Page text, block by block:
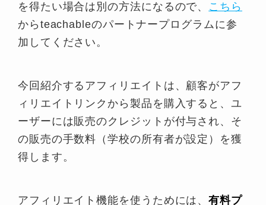
を得たい場合は別の方法になるので、 こちら
からteachableのパートナープログラムに参
加してください。
今回紹介するアフィリエイトは、顧客がアフ
ィリエイトリンクから製品を購入すると、ユ
ーザーには販売のクレジットが付与され、そ
の販売の手数料（学校の所有者が設定）を獲
得します。
アフィリエイト機能を使うためには、有料プ